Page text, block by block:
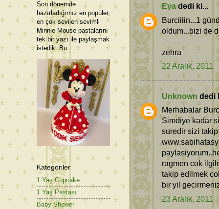
Eyadedi ki...
Burciiiin...1
oldum...bizi de
zehra
22 Aralık, 2011
Unknown dedi
Merhabalar
Simdiye kadar
suredir sizi
ragmen cok
takip edilmek
bir yil
23 Aralık, 2011
Son dönemde
hazırladığımız en popüler,
en çok sevilen sevimli
Minnie Mouse pastalarını
tek bir yazı ile paylaşmak
istedik. Bu...
Kategoriler
1 Yaş Cupcake
1 Yaş Pastası
Baby Shower